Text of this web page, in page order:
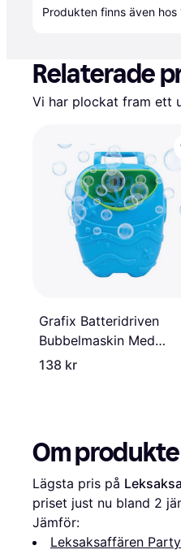
Produkten finns även hos
Relaterade
Vi har plockat fram ett
Grafix Batteridriven
Bubbelmaskin Med
Såpbubblor
138 kr
Om
Lägsta pris på
priset just nu bland 2
Jämför:
Leksaksaffären